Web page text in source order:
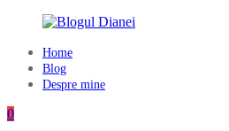
content
Blogul
Dianei
Blognotes
Home
Blog
Despre mine
0